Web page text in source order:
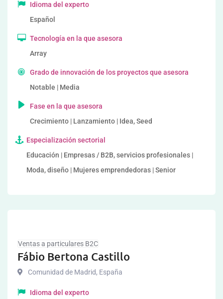
Idioma del experto
Español
Tecnología en la que asesora
Array
Grado de innovación de los proyectos que asesora
Notable | Media
Fase en la que asesora
Crecimiento | Lanzamiento | Idea, Seed
Especialización sectorial
Educación | Empresas / B2B, servicios profesionales |
Moda, diseño | Mujeres emprendedoras | Senior
Ventas a particulares B2C
Fábio Bertona Castillo
Comunidad de Madrid, España
Idioma del experto